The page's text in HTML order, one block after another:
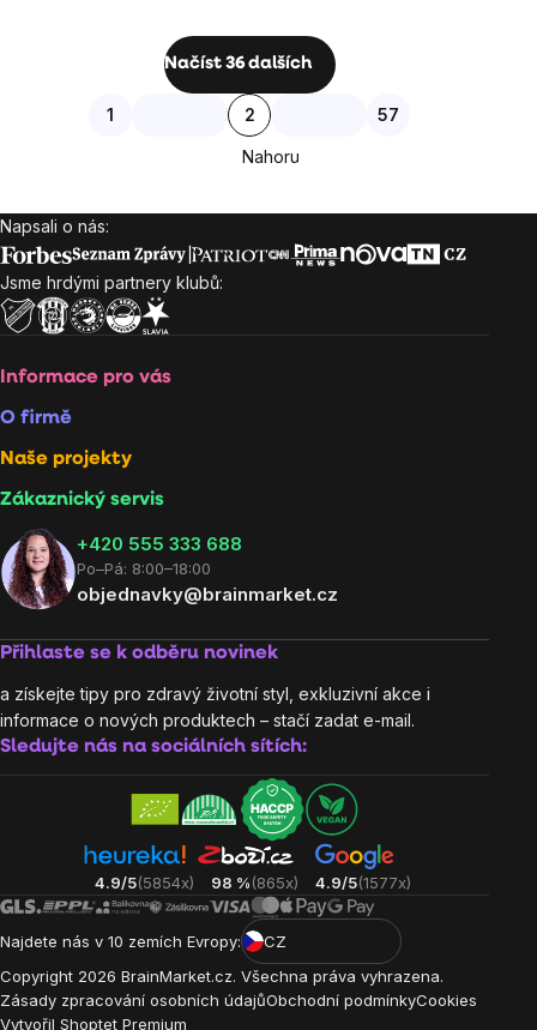
Ovládací
výpisu
Načíst 36 dalších
Stránkování
1 2 57
Nahoru
Zápatí
Napsali o nás:
Jsme hrdými partnery klubů:
Informace pro vás
O firmě
Naše projekty
Zákaznický servis
‭+420 555 333 688
Po–Pá: 8:00–18:00
objednavky@brainmarket.cz
Přihlaste se k odběru novinek
a získejte tipy pro zdravý životní styl, exkluzivní akce i
informace o nových produktech – stačí zadat e-mail.
Sledujte nás na sociálních sítích:
4.9/5(5854x) 98 %(865x) 4.9/5(1577x)
Najdete nás v 10 zemích Evropy:
CZ
Copyright 2026 BrainMarket.cz. Všechna práva vyhrazena.
Zásady zpracování osobních údajůObchodní podmínkyCookies
Vytvořil Shoptet Premium